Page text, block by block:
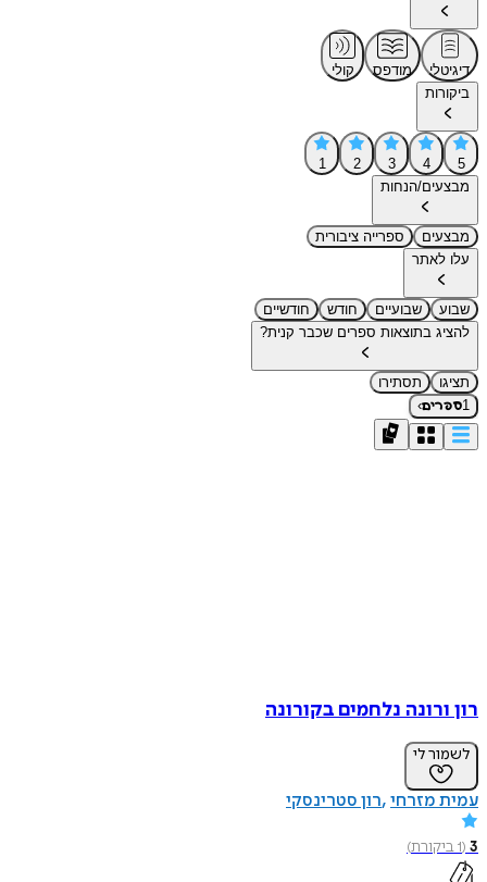
דיגיטלי מודפס
קולי
ביקורות
5
4
3
2
1
מבצעים/הנחות
מבצעים
ספרייה ציבורית
עלו לאתר
שבוע שבועיים חודש
חודשיים
להציג בתוצאות ספרים שכבר קנית?
תציגו
תסתירו
1ספרים›
רון ורונה נלחמים בקורונה
לשמור לי
עמית מזרחי רון סטרינסקי
3
(
1ביקורת)